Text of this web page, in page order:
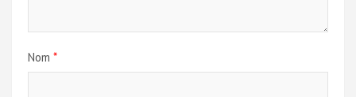
Nom *